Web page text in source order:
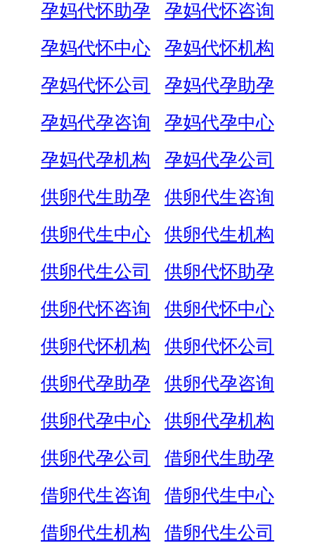
孕妈代怀助孕
孕妈代怀咨询
孕妈代怀中心
孕妈代怀机构
孕妈代怀公司
孕妈代孕助孕
孕妈代孕咨询
孕妈代孕中心
孕妈代孕机构
孕妈代孕公司
供卵代生助孕
供卵代生咨询
供卵代生中心
供卵代生机构
供卵代生公司
供卵代怀助孕
供卵代怀咨询
供卵代怀中心
供卵代怀机构
供卵代怀公司
供卵代孕助孕
供卵代孕咨询
供卵代孕中心
供卵代孕机构
供卵代孕公司
借卵代生助孕
借卵代生咨询
借卵代生中心
借卵代生机构
借卵代生公司